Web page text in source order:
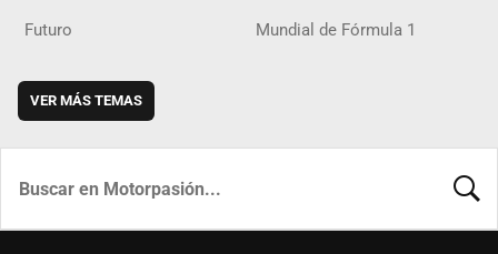
Futuro Mundial de Fórmula 1
VER MÁS TEMAS